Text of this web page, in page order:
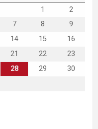
1
2
7 8
9
14 15
16
21 22
23
28 29
30